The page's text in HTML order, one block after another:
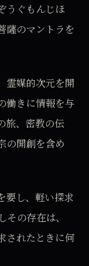
うぐもんじほ
薩のマントラを
霊媒的次元を開
働きに情報を与
旅、密教の伝
の開創を含め
要し、軽い探求
の存在は、
されたときに何